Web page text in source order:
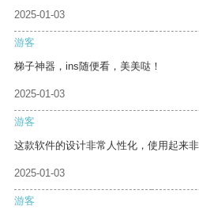
2025-01-03
游客
梯子神器，ins随便看，美美哒！
2025-01-03
游客
这款软件的设计非常人性化，使用起来非
2025-01-03
游客